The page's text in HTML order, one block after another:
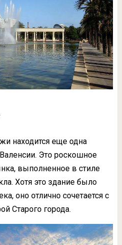
находится еще одна
Это роскошное
выполненное в стиле
Хотя это здание было
оно отлично сочетается с
Старого города.